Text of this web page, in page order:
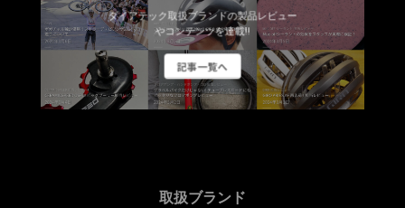
ダイアテック取扱ブランドの製品レビュー
やコンテンツを連載!!
記事一覧へ
取扱ブランド